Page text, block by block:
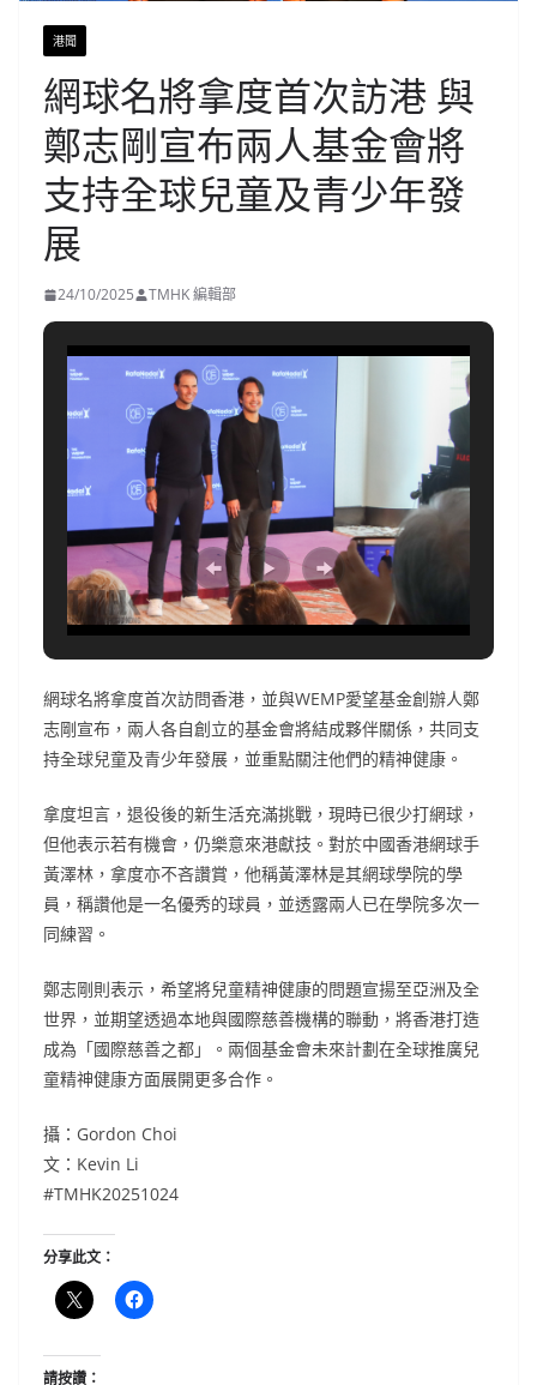
港聞
網球名將拿度首次訪港 與
鄭志剛宣布兩人基金會將
支持全球兒童及青少年發
展
24/10/2025 TMHK 編輯部
網球名將拿度首次訪問香港，並與WEMP愛望基金創辦人鄭
志剛宣布，兩人各自創立的基金會將結成夥伴關係，共同支
持全球兒童及青少年發展，並重點關注他們的精神健康。
拿度坦言，退役後的新生活充滿挑戰，現時已很少打網球，
但他表示若有機會，仍樂意來港獻技。對於中國香港網球手
黃澤林，拿度亦不吝讚賞，他稱黃澤林是其網球學院的學
員，稱讚他是一名優秀的球員，並透露兩人已在學院多次一
同練習。
鄭志剛則表示，希望將兒童精神健康的問題宣揚至亞洲及全
世界，並期望透過本地與國際慈善機構的聯動，將香港打造
成為「國際慈善之都」。兩個基金會未來計劃在全球推廣兒
童精神健康方面展開更多合作。
攝：Gordon Choi
文：Kevin Li
#TMHK20251024
分享此文：
請按讚：